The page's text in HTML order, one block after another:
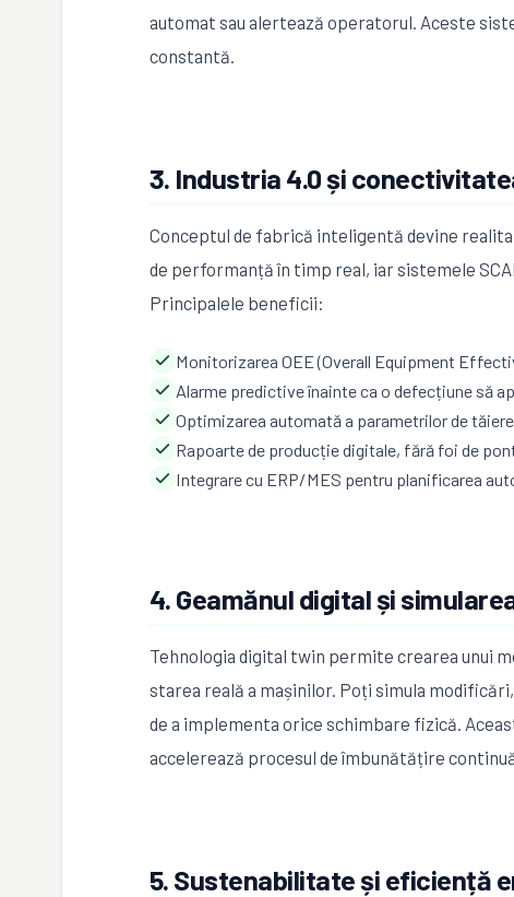
automat sau alertează operatorul. Aceste
constantă.
3. Industria 4.0 și
Conceptul de fabrică inteligentă devine
de performanță în timp real, iar sistemele
Principalele beneficii:
Monitorizarea OEE (Overall Equipment
Alarme predictive înainte ca o defecțiune să
Optimizarea automată a parametrilor de
Rapoarte de producție digitale, fără foi de
Integrare cu ERP/MES pentru planificarea
4. Geamănul digital și
Tehnologia digital twin permite crearea unui
starea reală a mașinilor. Poți simula
de a implementa orice schimbare fizică.
accelerează procesul de îmbunătățire
5. Sustenabilitate și eficiență